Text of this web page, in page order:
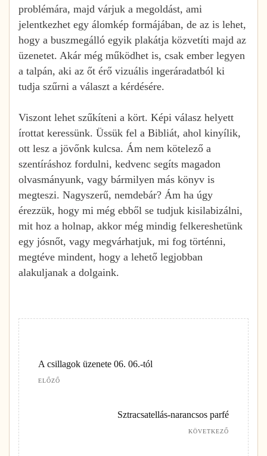
problémára, majd várjuk a megoldást, ami
jelentkezhet egy álomkép formájában, de az is lehet,
hogy a buszmegálló egyik plakátja közvetíti majd az
üzenetet. Akár még működhet is, csak ember legyen
a talpán, aki az őt érő vizuális ingeráradatból ki
tudja szűrni a választ a kérdésére.
Viszont lehet szűkíteni a kört. Képi válasz helyett
írottat keressünk. Üssük fel a Bibliát, ahol kinyílik,
ott lesz a jövőnk kulcsa. Ám nem kötelező a
szentíráshoz fordulni, kedvenc segíts magadon
olvasmányunk, vagy bármilyen más könyv is
megteszi. Nagyszerű, nemdebár? Ám ha úgy
érezzük, hogy mi még ebből se tudjuk kisilabizálni,
mit hoz a holnap, akkor még mindig felkereshetünk
egy jósnőt, vagy megvárhatjuk, mi fog történni,
megtéve mindent, hogy a lehető legjobban
alakuljanak a dolgaink.
A csillagok üzenete 06. 06.-tól
ELŐZŐ
Sztracsatellás-narancsos parfé
KÖVETKEZŐ